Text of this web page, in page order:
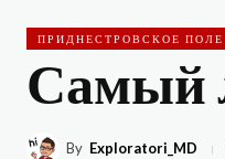
ПРИДНЕСТРОВСКОЕ ПОЛЕ
Самый
By Exploratori_MD